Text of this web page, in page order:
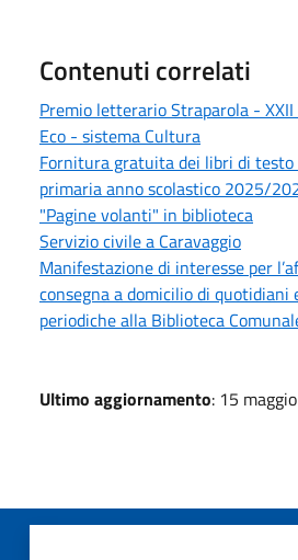
Contenuti correlati
Premio letterario Straparola - XXII
Eco - sistema Cultura
Fornitura gratuita dei libri di testo
primaria anno scolastico 2025/
"Pagine volanti" in biblioteca
Servizio civile a Caravaggio
Manifestazione di interesse per
consegna a domicilio di quotidiani
periodiche alla Biblioteca
Ultimo aggiornamento: 15